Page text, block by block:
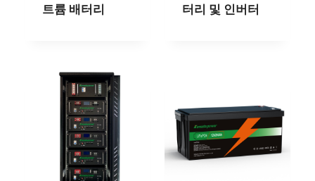
트륨 배터리
터리 및 인버터